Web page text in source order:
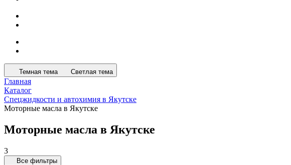
Темная тема Светлая тема
Главная
Каталог
Спецжидкости и автохимия в Якутске
Моторные масла в Якутске
Моторные масла в Якутске
3
Все фильтры